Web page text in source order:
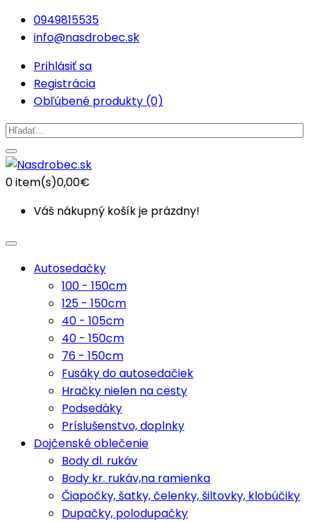
0949815535
info@nasdrobec.sk
Prihlásiť sa
Registrácia
Obľúbené produkty (0)
0item(s)0,00€
Váš nákupný košík je prázdny!
Autosedačky
100 - 150cm
125 - 150cm
40 - 105cm
40 - 150cm
76 - 150cm
Fusáky do autosedačiek
Hračky nielen na cesty
Podsedáky
Príslušenstvo, doplnky
Dojčenské oblečenie
Body dl. rukáv
Body kr. rukáv,na ramienka
Čiapočky, šatky, čelenky, šiltovky, klobúčiky
Dupačky, polodupačky